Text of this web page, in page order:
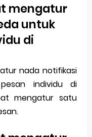
mengatur
untuk
di
nada notifikasi
individu di
mengatur satu